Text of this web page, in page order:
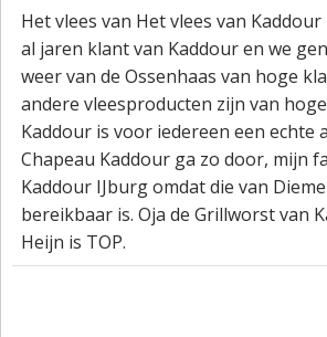
Het vlees van Het vlees van Kaddour
al jaren klant van Kaddour en we
weer van de Ossenhaas van hoge
andere vleesproducten zijn van
Kaddour is voor iedereen een echte
Chapeau Kaddour ga zo door, mijn
Kaddour IJburg omdat die van
bereikbaar is. Oja de Grillworst van
Heijn is TOP.